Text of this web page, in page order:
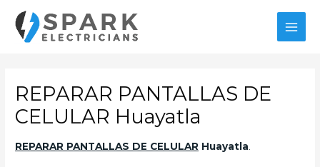
contenido
REPARAR PANTALLAS DE
CELULAR Huayatla
REPARAR PANTALLAS DE CELULAR Huayatla